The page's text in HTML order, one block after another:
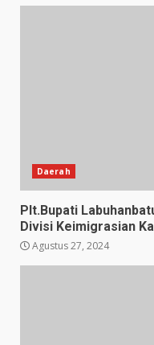
Daerah
Plt.Bupati
Divisi Keimigrasian
Agustus 27, 2024